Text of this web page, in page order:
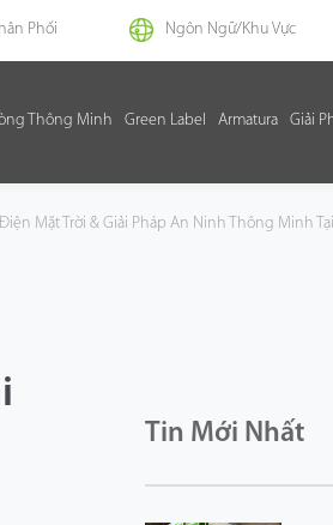
Phối Ngôn Ngữ/Khu Vực
Thông Minh Green Label Armatura Giải
Mặt Trời & Giải Pháp An Ninh Thông Minh
Tin Mới Nhất